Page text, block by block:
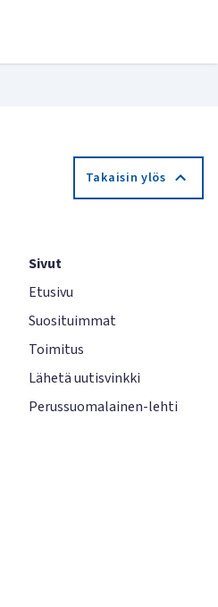
Takaisin ylös
Sivut
Etusivu
Suosituimmat
Toimitus
Lähetä uutisvinkki
Perussuomalainen-lehti